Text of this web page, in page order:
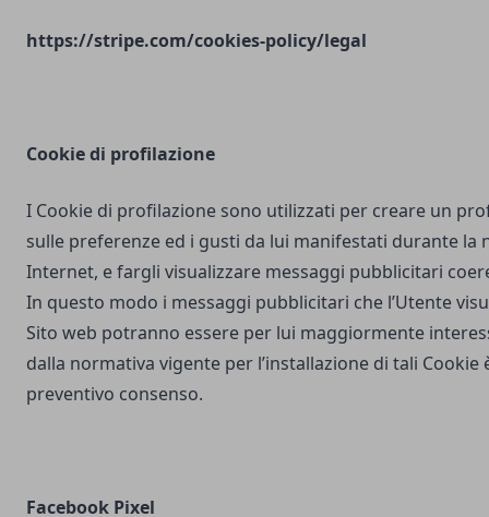
https://stripe.com/cookies-policy/legal
Cookie di profilazione
I Cookie di profilazione sono utilizzati per creare un
sulle preferenze ed i gusti da lui manifestati durante la
Internet, e fargli visualizzare messaggi pubblicitari
In questo modo i messaggi pubblicitari che l’Utente
Sito web potranno essere per lui maggiormente
dalla normativa vigente per l’installazione di tali Cookie
preventivo consenso.
Facebook Pixel